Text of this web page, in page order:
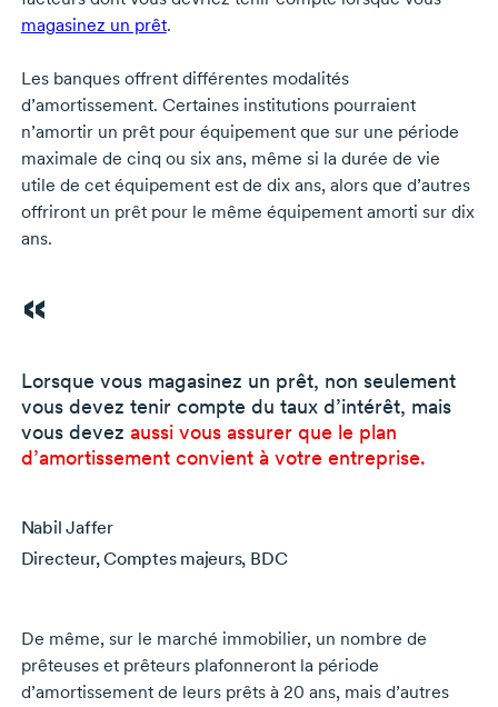
magasinez un prêt.
Les banques offrent différentes modalités
d’amortissement. Certaines institutions pourraient
n’amortir un prêt pour équipement que sur une période
maximale de cinq ou six ans, même si la durée de vie
utile de cet équipement est de dix ans, alors que d’autres
offriront un prêt pour le même équipement amorti sur dix
ans.
Lorsque vous magasinez un prêt, non seulement
vous devez tenir compte du taux d’intérêt, mais
vous devez aussi vous assurer que le plan
d’amortissement convient à votre entreprise.
Nabil Jaffer
Directeur, Comptes majeurs, BDC
De même, sur le marché immobilier, un nombre de
prêteuses et prêteurs plafonneront la période
d’amortissement de leurs prêts à 20 ans,mais d’autres